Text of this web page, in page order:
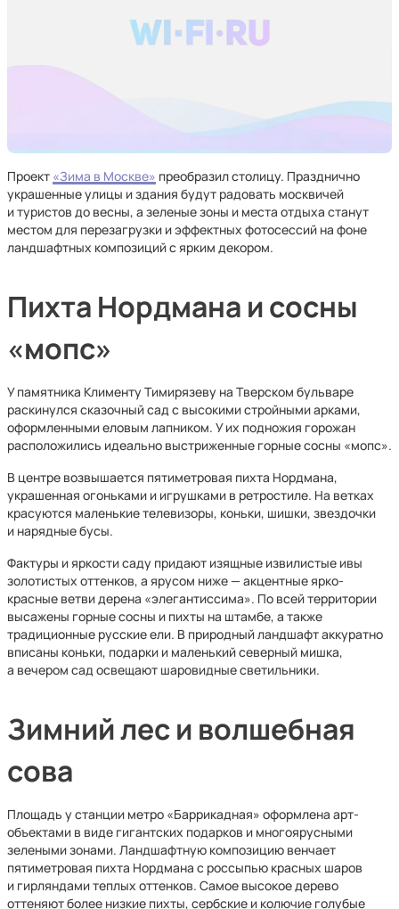
Проект «Зима в Москве» преобразил столицу. Празднично
украшенные улицы и здания будут радовать москвичей
и туристов до весны, а зеленые зоны и места отдыха станут
местом для перезагрузки и эффектных фотосессий на фоне
ландшафтных композиций с ярким декором.
Пихта Нордмана и сосны
«мопс»
У памятника Клименту Тимирязеву на Тверском бульваре
раскинулся сказочный сад с высокими стройными арками,
оформленными еловым лапником. У их подножия горожан
расположились идеально выстриженные горные сосны «мопс».
В центре возвышается пятиметровая пихта Нордмана,
украшенная огоньками и игрушками в ретростиле. На ветках
красуются маленькие телевизоры, коньки, шишки, звездочки
и нарядные бусы.
Фактуры и яркости саду придают изящные извилистые ивы
золотистых оттенков, а ярусом ниже — акцентные ярко-
красные ветви дерена «элегантиссима». По всей территории
высажены горные сосны и пихты на штамбе, а также
традиционные русские ели. В природный ландшафт аккуратно
вписаны коньки, подарки и маленький северный мишка,
а вечером сад освещают шаровидные светильники.
Зимний лес и волшебная
сова
Площадь у станции метро «Баррикадная» оформлена арт-
объектами в виде гигантских подарков и многоярусными
зелеными зонами. Ландшафтную композицию венчает
пятиметровая пихта Нордмана с россыпью красных шаров
и гирляндами теплых оттенков. Самое высокое дерево
оттеняют более низкие пихты, сербские и колючие голубые